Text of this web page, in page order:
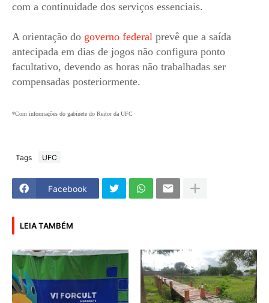
com a continuidade dos serviços essenciais.
A orientação do governo federal prevê que a saída
antecipada em dias de jogos não configura ponto
facultativo, devendo as horas não trabalhadas ser
compensadas posteriormente.
*Com informações do gabinete do Reitor da UFC
Tags UFC
Facebook
LEIA TAMBÉM